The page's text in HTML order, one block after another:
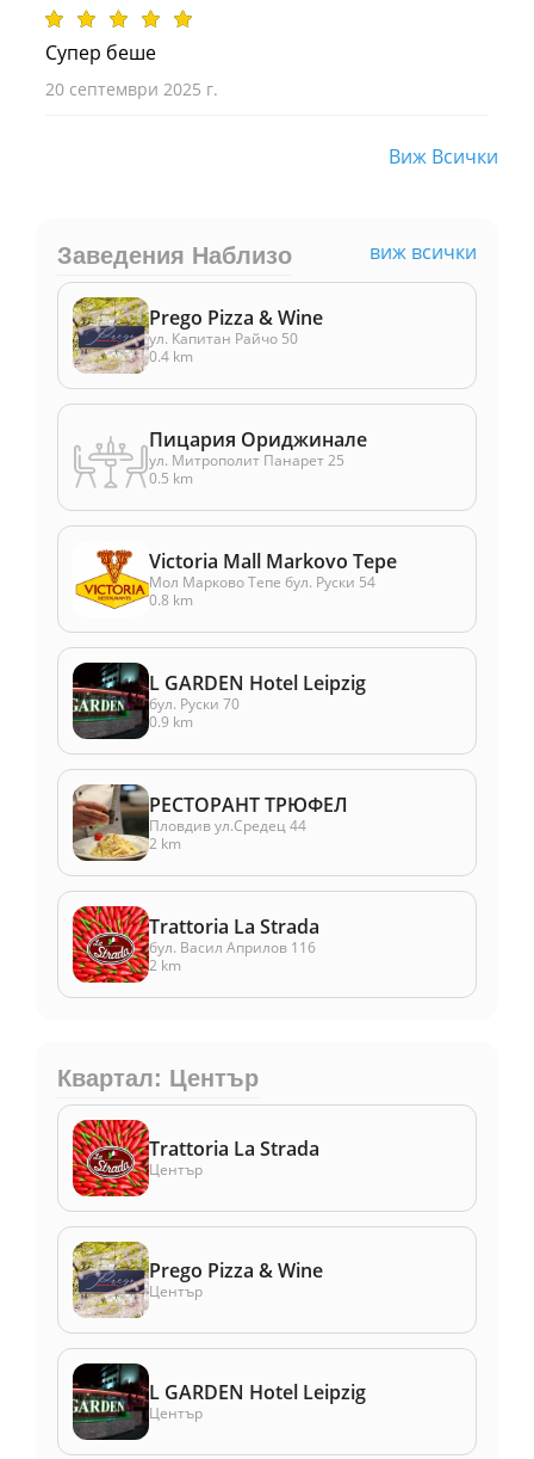
Супер беше
20 септември 2025 г.
Виж Всички
Заведения Наблизо виж всички
Prego Pizza & Wine
ул. Капитан Райчо 50
0.4 km
Пицария Ориджинале
ул. Митрополит Панарет 25
0.5 km
Victoria Mall Markovo Tepe
Мол Марково Тепе бул. Руски 54
0.8 km
L GARDEN Hotel Leipzig
бул. Руски 70
0.9 km
РЕСТОРАНТ ТРЮФЕЛ
Пловдив ул.Средец 44
2 km
Trattoria La Strada
бул. Васил Априлов 116
2 km
Квартал: Център
Trattoria La Strada
Център
Prego Pizza & Wine
Център
L GARDEN Hotel Leipzig
Център